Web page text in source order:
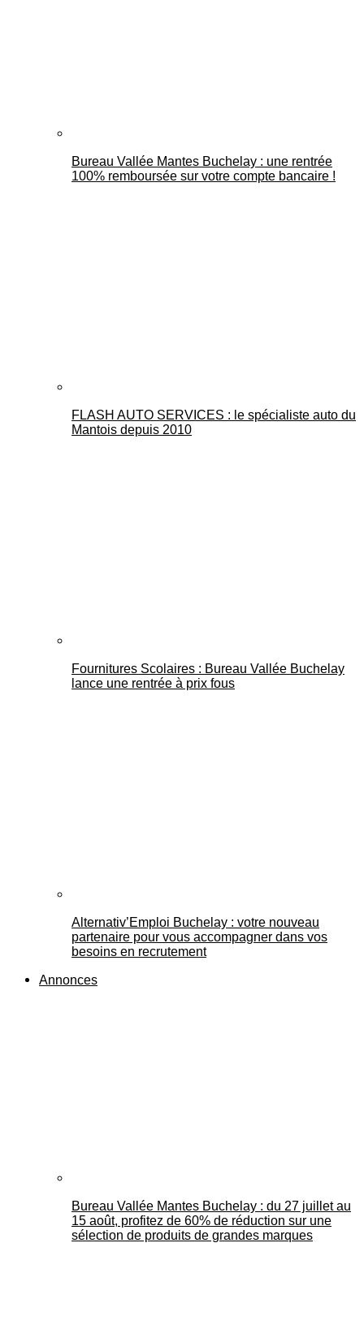
Bureau Vallée Mantes Buchelay : une rentrée
100% remboursée sur votre compte bancaire !
FLASH AUTO SERVICES : le spécialiste auto du
Mantois depuis 2010
Fournitures Scolaires : Bureau Vallée Buchelay
lance une rentrée à prix fous
Alternativ’Emploi Buchelay : votre nouveau
partenaire pour vous accompagner dans vos
besoins en recrutement
Annonces
Bureau Vallée Mantes Buchelay : du 27 juillet au
15 août, profitez de 60% de réduction sur une
sélection de produits de grandes marques